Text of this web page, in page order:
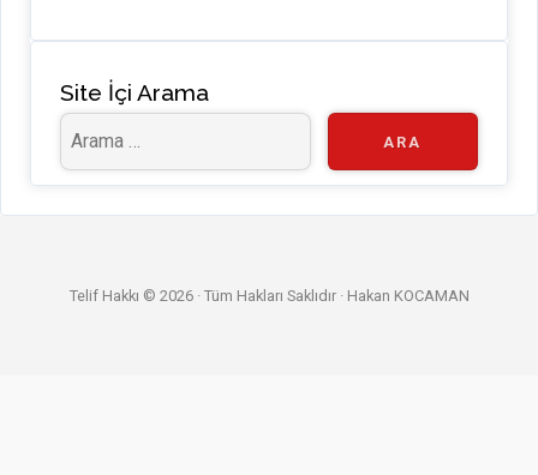
n
Site İçi Arama
Telif Hakkı © 2026 · Tüm Hakları Saklıdır · Hakan KOCAMAN